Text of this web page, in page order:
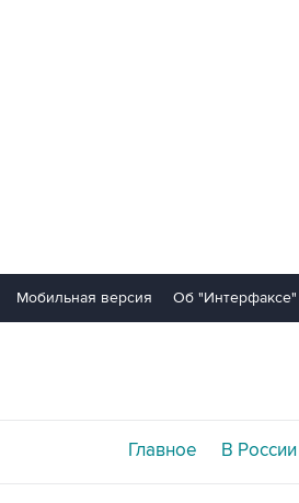
Мобильная версия Об "Интерфаксе"
Главное В России